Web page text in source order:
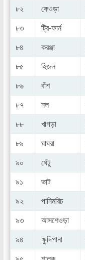
৮২
কেওড়া
৮৩
ট্রি-ফার্ন
৮৪
করঞ্জা
৮৫
হিজল
৮৬
বাঁশ
৮৭
নল
৮৮
খাগড়া
৮৯
ঘাঘরা
৯০
ঘেঁটু
৯১
ভাট
৯২
পানিমরিচ
৯৩
আসশেওড়া
৯৪
ক্ষুদিপানা